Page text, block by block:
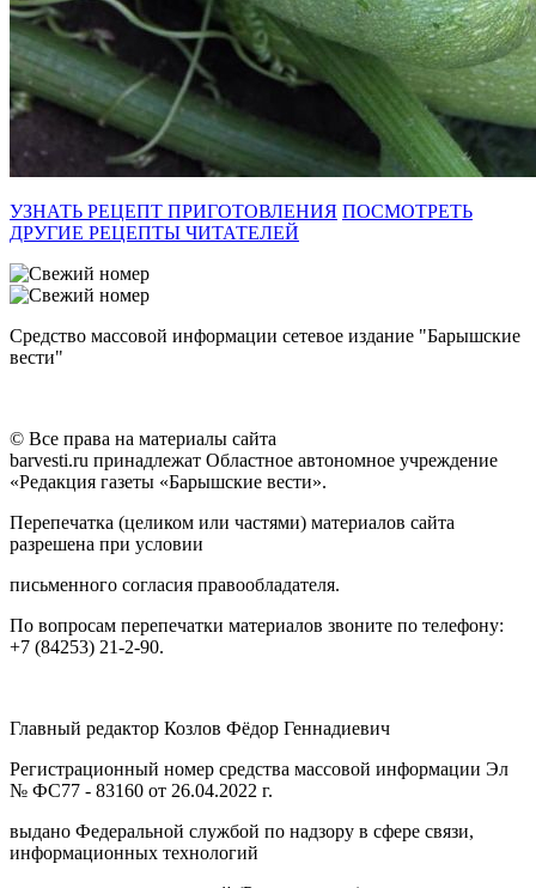
УЗНАТЬ РЕЦЕПТ ПРИГОТОВЛЕНИЯ ПОСМОТРЕТЬ
ДРУГИЕ РЕЦЕПТЫ ЧИТАТЕЛЕЙ
Средство массовой информации сетевое издание "Барышские
вести"
© Все права на материалы сайта
barvesti.ru принадлежат Областное автономное учреждение
«Редакция газеты «Барышские вести».
Перепечатка (целиком или частями) материалов сайта
разрешена при условии
письменного согласия правообладателя.
По вопросам перепечатки материалов звоните по телефону:
+7 (84253) 21-2-90.
Главный редактор Козлов Фёдор Геннадиевич
Регистрационный номер средства массовой информации Эл
№ ФС77 - 83160 от 26.04.2022 г.
выдано Федеральной службой по надзору в сфере связи,
информационных технологий